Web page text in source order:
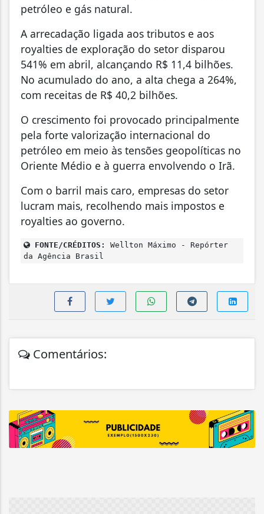
petróleo e gás natural.
A arrecadação ligada aos tributos e aos
royalties de exploração do setor disparou
541% em abril, alcançando R$ 11,4 bilhões.
No acumulado do ano, a alta chega a 264%,
com receitas de R$ 40,2 bilhões.
O crescimento foi provocado principalmente
pela forte valorização internacional do
petróleo em meio às tensões geopolíticas no
Oriente Médio e à guerra envolvendo o Irã.
Com o barril mais caro, empresas do setor
lucram mais, recolhendo mais impostos e
royalties ao governo.
FONTE/CRÉDITOS:
Wellton Máximo - Repórter
da Agência Brasil
Comentários: